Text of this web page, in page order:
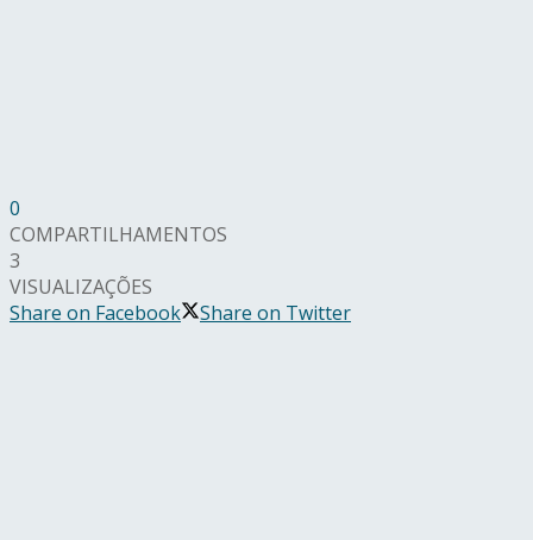
0
COMPARTILHAMENTOS
3
VISUALIZAÇÕES
Share on Facebook
Share on Twitter